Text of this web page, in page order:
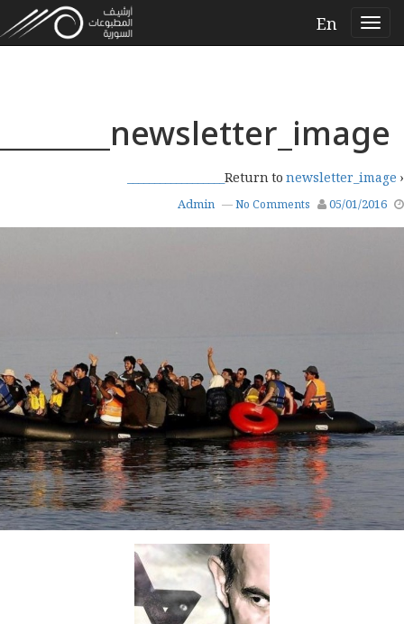
En
newsletter_image__________________
‹ Return to
newsletter_image__________________
05/01/2016
Admin —No Comments